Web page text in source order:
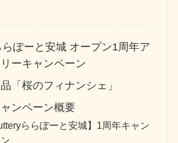
ぽーと安城 オープン1周年ア
ーキャンペーン
「桜のフィナンシェ」
ンペーン概要
ららぽーと安城】1周年キャン